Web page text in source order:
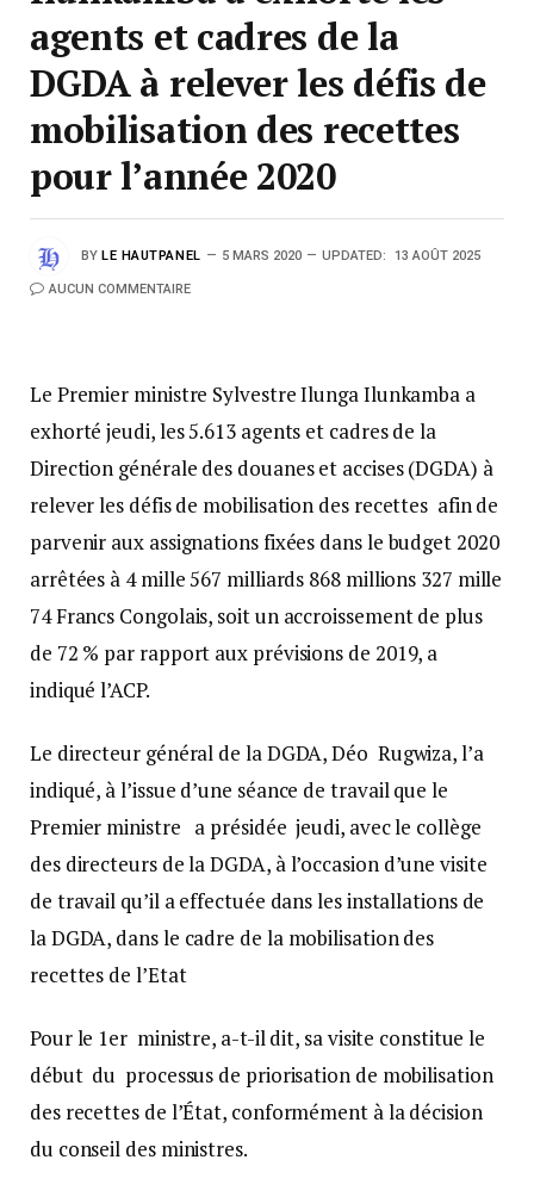
agents et cadres de la
DGDA à relever les défis de
mobilisation des recettes
pour l’année 2020
BY LE HAUTPANEL 5 MARS 2020 UPDATED: 13 AOÛT 2025
AUCUN COMMENTAIRE
Le Premier ministre Sylvestre Ilunga Ilunkamba a
exhorté jeudi, les 5.613 agents et cadres de la
Direction générale des douanes et accises (DGDA) à
relever les défis de mobilisation des recettes afin de
parvenir aux assignations fixées dans le budget 2020
arrêtées à 4 mille 567 milliards 868 millions 327 mille
74 Francs Congolais, soit un accroissement de plus
de 72 % par rapport aux prévisions de 2019, a
indiqué l’ACP.
Le directeur général de la DGDA, Déo Rugwiza, l’a
indiqué, à l’issue d’une séance de travail que le
Premier ministre a présidée jeudi, avec le collège
des directeurs de la DGDA, à l’occasion d’une visite
de travail qu’il a effectuée dans les installations de
la DGDA, dans le cadre de la mobilisation des
recettes de l’Etat
Pour le 1er ministre, a-t-il dit, sa visite constitue le
début du processus de priorisation de mobilisation
des recettes de l’État, conformément à la décision
du conseil des ministres.